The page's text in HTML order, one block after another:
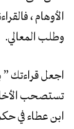
الأوهام ،
وطلب المعالي.
اجعل قراءتك ”
تستصحب
ابن عطاء في